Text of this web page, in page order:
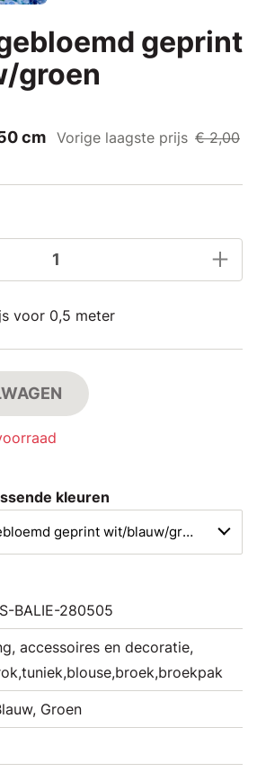
geprint
groen
cm Vorige laagste prijs € 2,00
voor 0,5 meter
kleuren
geprint wit/blauw/groen
BALIE-280505
accessoires en decoratie,
Groen